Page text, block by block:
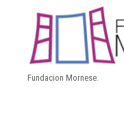
Fundacion Mornese.